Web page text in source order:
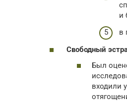
и
в
Свободный
Был
входили